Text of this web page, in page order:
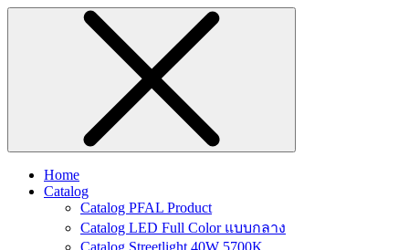
Home
Catalog
Catalog PFAL Product
Catalog LED Full Color แบบกลาง
Catalog Streetlight 40W 5700K